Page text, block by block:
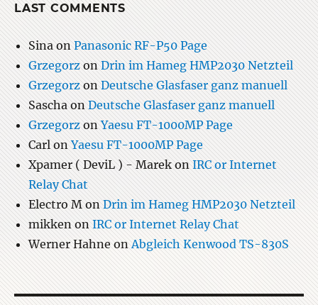
LAST COMMENTS
Sina onPanasonic RF-P50 Page
GrzegorzonDrin im Hameg HMP2030 Netzteil
Grzegorz on Deutsche Glasfaser ganz manuell
Sascha onDeutsche Glasfaser ganz manuell
Grzegorz onYaesu FT-1000MP Page
Carl onYaesu FT-1000MP Page
Xpamer ( DeviL ) - Marek on IRC or Internet
Relay Chat
Electro M on Drin im Hameg HMP2030 Netzteil
mikkenon IRC or Internet Relay Chat
Werner HahneonAbgleich Kenwood TS-830S